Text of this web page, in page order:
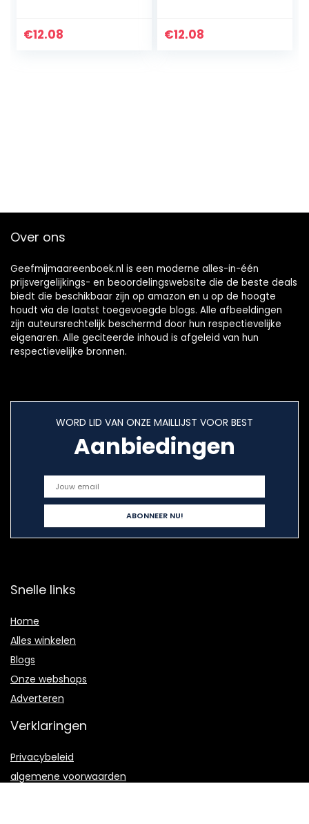
€12.08 €12.08
Over ons
Geefmijmaareenboek.nl is een moderne alles-in-één
prijsvergelijkings- en beoordelingswebsite die de beste deals
biedt die beschikbaar zijn op amazon en u op de hoogte
houdt via de laatst toegevoegde blogs. Alle afbeeldingen
zijn auteursrechtelijk beschermd door hun respectievelijke
eigenaren. Alle geciteerde inhoud is afgeleid van hun
respectievelijke bronnen.
WORD LID VAN ONZE MAILLIJST VOOR BEST
Aanbiedingen
Snelle links
Home
Alles winkelen
Blogs
Onze webshops
Adverteren
Verklaringen
Privacybeleid
algemene voorwaarden